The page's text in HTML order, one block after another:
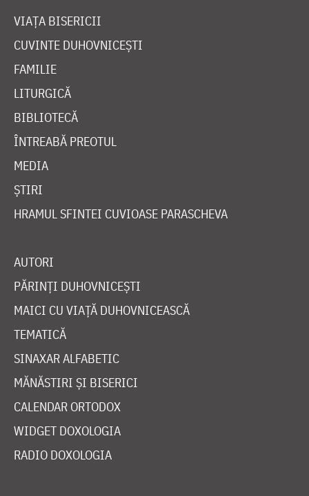
VIAȚA BISERICII
CUVINTE DUHOVNICEȘTI
FAMILIE
LITURGICĂ
BIBLIOTECĂ
ÎNTREABĂ PREOTUL
MEDIA
ȘTIRI
HRAMUL SFINTEI CUVIOASE PARASCHEVA
AUTORI
PĂRINȚI DUHOVNICEȘTI
MAICI CU VIAȚĂ DUHOVNICEASCĂ
TEMATICĂ
SINAXAR ALFABETIC
MĂNĂSTIRI ȘI BISERICI
CALENDAR ORTODOX
WIDGET DOXOLOGIA
RADIO DOXOLOGIA